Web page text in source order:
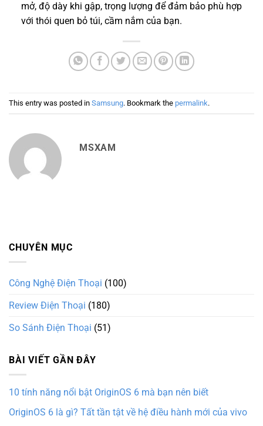
mở, độ dày khi gập, trọng lượng để đảm bảo phù hợp
với thói quen bỏ túi, cầm nắm của bạn.
This entry was posted in Samsung. Bookmark the permalink.
MSXAM
CHUYÊN MỤC
Công Nghệ Điện Thoại (100)
Review Điện Thoại (180)
So Sánh Điện Thoại (51)
BÀI VIẾT GẦN ĐÂY
10 tính năng nổi bật OriginOS 6 mà bạn nên biết
OriginOS 6 là gì? Tất tần tật về hệ điều hành mới của vivo